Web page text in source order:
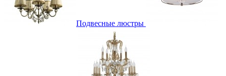
Подвесные люстры